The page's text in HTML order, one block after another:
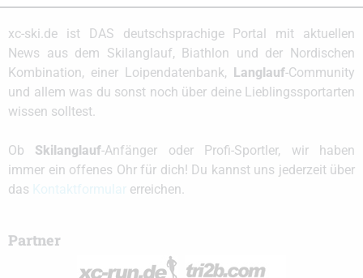
xc-ski.de ist DAS deutschsprachige Portal mit aktuellen
News aus dem Skilanglauf, Biathlon und der Nordischen
Kombination, einer Loipendatenbank, Langlauf-Community
und allem was du sonst noch über deine Lieblingssportarten
wissen solltest.
Ob Skilanglauf-Anfänger oder Profi-Sportler, wir haben
immer ein offenes Ohr für dich! Du kannst uns jederzeit über
das
erreichen.
Partner